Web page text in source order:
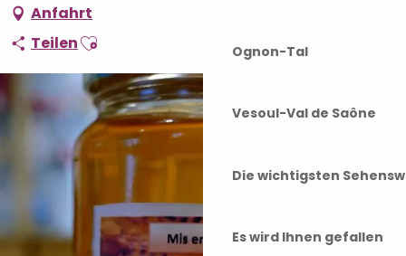
Ognon-Tal
Vesoul-Val de Saône
Die wichtigsten
Es wird Ihnen gefallen
Anfahrt
TeilenAjouter aux favoris